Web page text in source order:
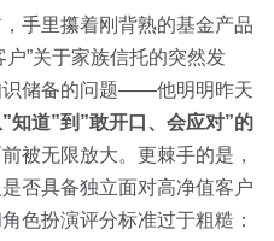
手里攥着刚背熟的基金产品
”关于家族信托的突然发
识储备的问题——他明明昨天
”知道”到”敢开口、会应对”的
被无限放大。更棘手的是，
否具备独立面对高净值客户
色扮演评分标准过于粗糙：